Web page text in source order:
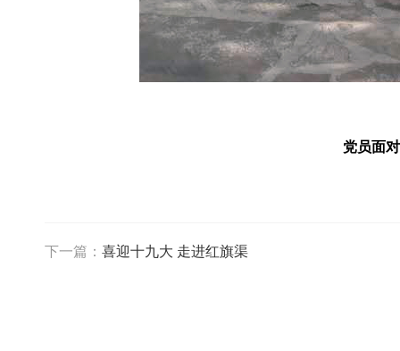
党员面
下一篇： 喜迎十九大 走进红旗渠